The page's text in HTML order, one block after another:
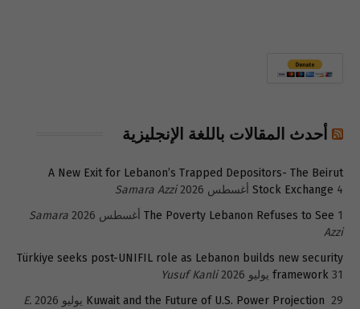
أحدث المقالات باللغة الإنجليزية
A New Exit for Lebanon’s Trapped Depositors- The Beirut
Stock Exchange 4 أغسطس 2026
Samara Azzi
The Poverty Lebanon Refuses to See 1 أغسطس 2026
Samara
Azzi
Türkiye seeks post-UNIFIL role as Lebanon builds new security
framework 31 يوليو 2026
Yusuf Kanli
Kuwait and the Future of U.S. Power Projection 29 يوليو 2026
E.